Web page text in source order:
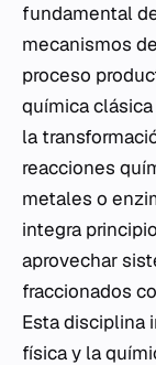
fundamental
mecanismos
proceso
química
la
reacciones
metales o
integra
aprovechar
fraccionados
Esta disciplina
física y la